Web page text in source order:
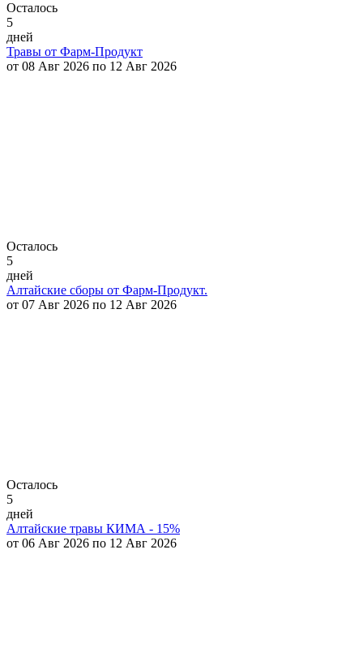
Осталось
5
дней
Травы от Фарм-Продукт
от 08 Авг 2026 по 12 Авг 2026
Осталось
5
дней
Алтайские сборы от Фарм-Продукт.
от 07 Авг 2026 по 12 Авг 2026
Осталось
5
дней
Алтайские травы КИМА - 15%
от 06 Авг 2026 по 12 Авг 2026